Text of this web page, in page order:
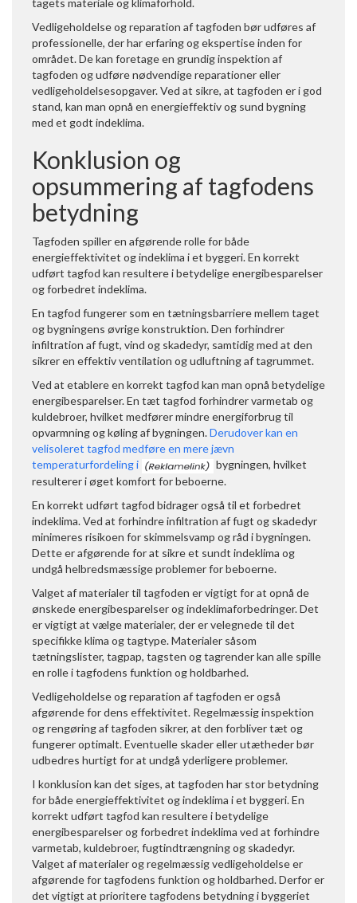
tagets materiale og klimaforhold.
Vedligeholdelse og reparation af tagfoden bør udføres af
professionelle, der har erfaring og ekspertise inden for
området. De kan foretage en grundig inspektion af
tagfoden og udføre nødvendige reparationer eller
vedligeholdelsesopgaver. Ved at sikre, at tagfoden er i god
stand, kan man opnå en energieffektiv og sund bygning
med et godt indeklima.
Konklusion og
opsummering af tagfodens
betydning
Tagfoden spiller en afgørende rolle for både
energieffektivitet og indeklima i et byggeri. En korrekt
udført tagfod kan resultere i betydelige energibesparelser
og forbedret indeklima.
En tagfod fungerer som en tætningsbarriere mellem taget
og bygningens øvrige konstruktion. Den forhindrer
infiltration af fugt, vind og skadedyr, samtidig med at den
sikrer en effektiv ventilation og udluftning af tagrummet.
Ved at etablere en korrekt tagfod kan man opnå betydelige
energibesparelser. En tæt tagfod forhindrer varmetab og
kuldebroer, hvilket medfører mindre energiforbrug til
opvarmning og køling af bygningen.Derudover kan en
velisoleret tagfod medføre en mere jævn
temperaturfordeling i
bygningen, hvilket
resulterer i øget komfort for beboerne.
En korrekt udført tagfod bidrager også til et forbedret
indeklima. Ved at forhindre infiltration af fugt og skadedyr
minimeres risikoen for skimmelsvamp og råd i bygningen.
Dette er afgørende for at sikre et sundt indeklima og
undgå helbredsmæssige problemer for beboerne.
Valget af materialer til tagfoden er vigtigt for at opnå de
ønskede energibesparelser og indeklimaforbedringer. Det
er vigtigt at vælge materialer, der er velegnede til det
specifikke klima og tagtype. Materialer såsom
tætningslister, tagpap, tagsten og tagrender kan alle spille
en rolle i tagfodens funktion og holdbarhed.
Vedligeholdelse og reparation af tagfoden er også
afgørende for dens effektivitet. Regelmæssig inspektion
og rengøring af tagfoden sikrer, at den forbliver tæt og
fungerer optimalt. Eventuelle skader eller utætheder bør
udbedres hurtigt for at undgå yderligere problemer.
I konklusion kan det siges, at tagfoden har stor betydning
for både energieffektivitet og indeklima i et byggeri. En
korrekt udført tagfod kan resultere i betydelige
energibesparelser og forbedret indeklima ved at forhindre
varmetab, kuldebroer, fugtindtrængning og skadedyr.
Valget af materialer og regelmæssig vedligeholdelse er
afgørende for tagfodens funktion og holdbarhed. Derfor er
det vigtigt at prioritere tagfodens betydning i byggeriet